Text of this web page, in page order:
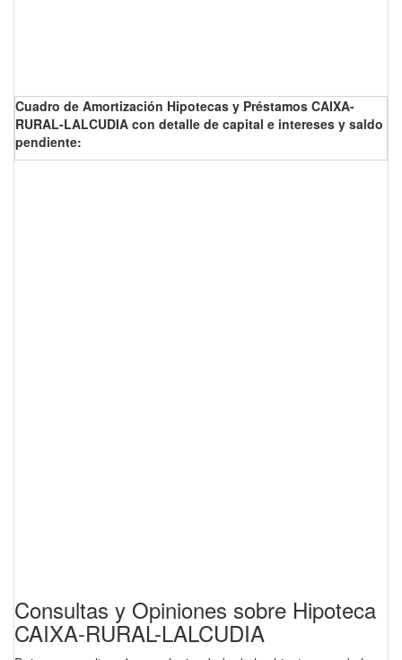
Cuadro de Amortización Hipotecas y Préstamos CAIXA-
RURAL-LALCUDIA con detalle de capital e intereses y saldo
pendiente:
Consultas y Opiniones sobre Hipoteca
CAIXA-RURAL-LALCUDIA